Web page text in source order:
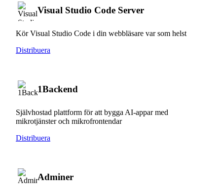
Visual Studio Code Server
Kör Visual Studio Code i din webbläsare var som helst
Distribuera
1Backend
Självhostad plattform för att bygga AI-appar med
mikrotjänster och mikrofrontendar
Distribuera
Adminer